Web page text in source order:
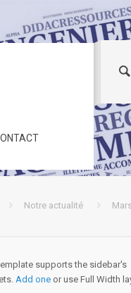
Notre actualité
supports the sidebar's
Add oneor use Full Width